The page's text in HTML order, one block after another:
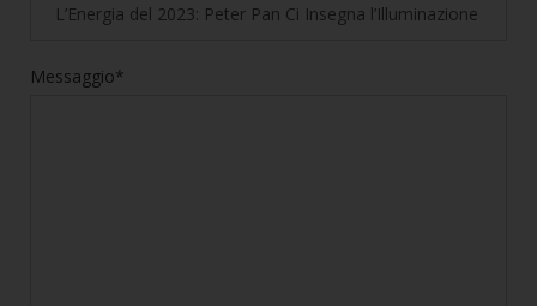
Messaggio*